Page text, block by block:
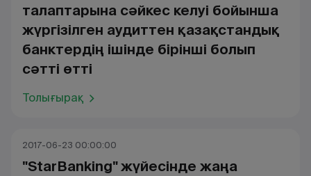
талаптарына сәйкес келуі бойынша
жүргізілген аудиттен қазақстандық
банктердің ішінде бірінші болып
сәтті өтті
Толығырақ
2017-06-23 00:00:00
"StarBanking" жүйесінде жаңа